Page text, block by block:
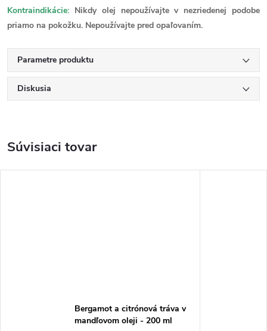
Kontraindikácie: Nikdy olej nepoužívajte v nezriedenej podobe
priamo na pokožku. Nepoužívajte pred opaľovaním.
Parametre produktu
Diskusia
Súvisiaci tovar
Bergamot a citrónová tráva v
mandľovom oleji - 200 ml